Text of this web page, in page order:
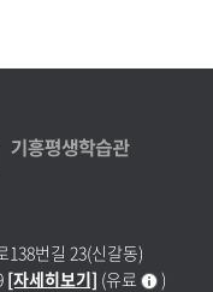
138번길 23(신갈동)
[자세히보기] (유료 )